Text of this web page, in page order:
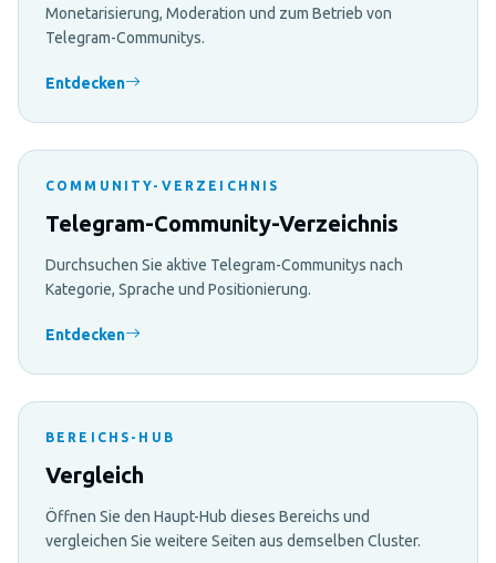
Monetarisierung, Moderation und zum Betrieb von
Telegram-Communitys.
Entdecken
COMMUNITY-VERZEICHNIS
Telegram-Community-Verzeichnis
Durchsuchen Sie aktive Telegram-Communitys nach
Kategorie, Sprache und Positionierung.
Entdecken
BEREICHS-HUB
Vergleich
Öffnen Sie den Haupt-Hub dieses Bereichs und
vergleichen Sie weitere Seiten aus demselben Cluster.